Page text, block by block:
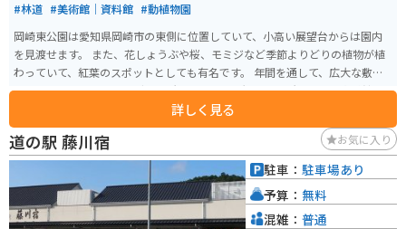
#林道 #美術館｜資料館 #動植物園
岡崎東公園は愛知県岡崎市の東側に位置していて、小高い展望台からは園内
を見渡せます。 また、花しょうぶや桜、モミジなど季節よりどりの植物が植
わっていて、紅葉のスポットとしても有名です。 年間を通して、広大な敷地
なので市民のウォーキングの場所としても野鳥観察の場所としても資料館の
詳しく見る
道の駅 藤川宿 お気に入り
駐車： 駐車場あり
予算： 無料
混雑： 普通